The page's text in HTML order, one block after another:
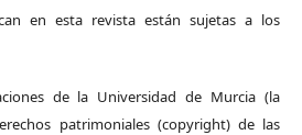
en esta revista están sujetas a los
de la Universidad de Murcia (la
patrimoniales (copyright) de las